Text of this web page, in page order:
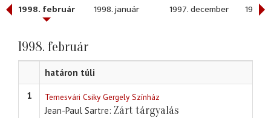
1998. február 1998. január 1997. december 1997.
1998. február
határon túli
1
Temesvári Csiky Gergely Színház
Jean-Paul Sartre Zárt tárgyalás